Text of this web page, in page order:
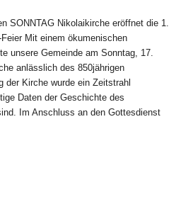
SONNTAG Nikolaikirche eröffnet die 1.
Mit einem ökumenischen
unsere Gemeinde am Sonntag, 17.
anlässlich des 850jährigen
der Kirche wurde ein Zeitstrahl
Daten der Geschichte des
Im Anschluss an den Gottesdienst